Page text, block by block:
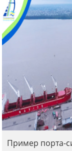
Пример порта-